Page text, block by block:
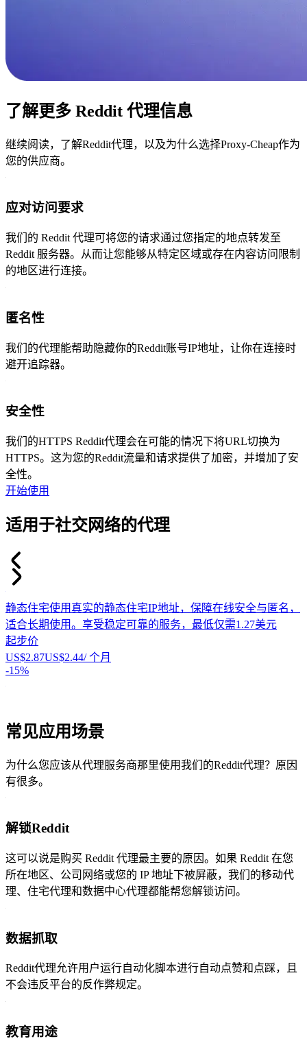
了解更多 Reddit 代理信息
继续阅读，了解Reddit代理，以及为什么选择Proxy-Cheap作为
您的供应商。
应对访问要求
我们的 Reddit 代理可将您的请求通过您指定的地点转发至
Reddit 服务器。从而让您能够从特定区域或存在内容访问限制
的地区进行连接。
匿名性
我们的代理能帮助隐藏你的Reddit账号IP地址，让你在连接时
避开追踪器。
安全性
我们的HTTPS Reddit代理会在可能的情况下将URL切换为
HTTPS。这为您的Reddit流量和请求提供了加密，并增加了安
全性。
开始使用
适用于社交网络的代理
静态住宅使用真实的静态住宅IP地址，保障在线安全与匿名，
适合长期使用。享受稳定可靠的服务，最低仅需1.27美元
起步价
US$2.87US$2.44/ 个月
-15%
常见应用场景
为什么您应该从代理服务商那里使用我们的Reddit代理？原因
有很多。
解锁Reddit
这可以说是购买 Reddit 代理最主要的原因。如果 Reddit 在您
所在地区、公司网络或您的 IP 地址下被屏蔽，我们的移动代
理、住宅代理和数据中心代理都能帮您解锁访问。
数据抓取
Reddit代理允许用户运行自动化脚本进行自动点赞和点踩，且
不会违反平台的反作弊规定。
教育用途